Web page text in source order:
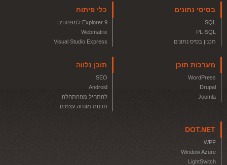
בסיסי נתונים
SQL
PL-SQL
תכנון בסיס נתונים
כלי פיתוח
Explorer 9 למפתחים
Webmatrix
Visual Studio Express
מערכות תוכן
WordPress
Drupal
Joomla
תוכן נלווה
SEO
Android
להתחיל מההתחלה
תכנות מונחה עצמים
DOT.NET
WPF
Window Azure
LightSwitch